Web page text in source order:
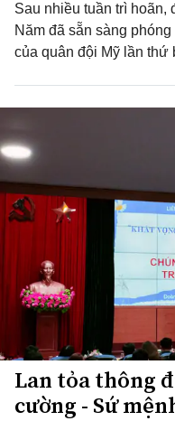
Sau nhiều tuần trì hoãn,
Năm đã sẵn sàng
của quân đội Mỹ lần thứ
Lan tỏa thông
cường - Sứ